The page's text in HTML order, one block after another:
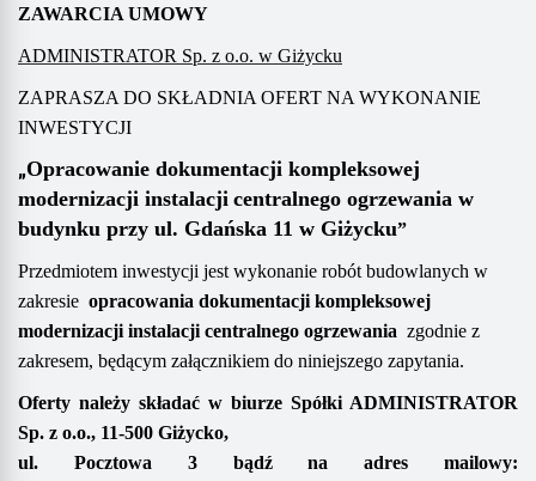
ZAWARCIA UMOWY
ADMINISTRATOR Sp. z o.o. w Giżycku
ZAPRASZA DO SKŁADNIA OFERT NA WYKONANIE
INWESTYCJI
„Opracowanie dokumentacji kompleksowej
modernizacji instalacji centralnego ogrzewania w
budynku przy ul. Gdańska 11 w Giżycku”
Przedmiotem inwestycji jest wykonanie robót budowlanych w
zakresie opracowania dokumentacji kompleksowej
modernizacji instalacji centralnego ogrzewania zgodnie z
zakresem, będącym załącznikiem do niniejszego zapytania.
Oferty należy składać w biurze Spółki ADMINISTRATOR
Sp. z o.o., 11-500 Giżycko,
ul. Pocztowa 3 bądź na adres mailowy: